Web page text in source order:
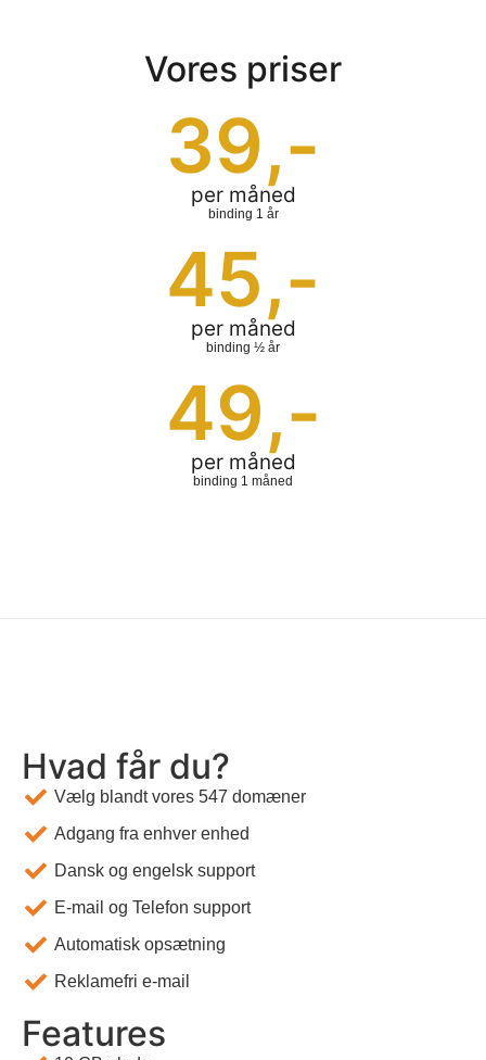
Vores priser
per måned
39,-
binding 1 år
per måned
45,-
binding ½ år
per måned
49,-
binding 1 måned
Hvad får du?
Vælg blandt vores 547 domæner
Adgang fra enhver enhed
Dansk og engelsk support
E-mail og Telefon support
Automatisk opsætning
Reklamefri e-mail
Features